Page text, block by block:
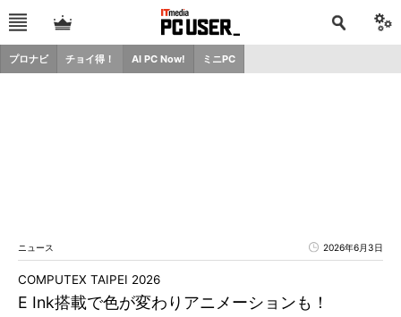
プロナビ チョイ得！ AI PC Now! ミニPC
ニュース 2026年6月3日
E Ink搭載で色が変わりアニメーションも！
COMPUTEX TAIPEI 2026